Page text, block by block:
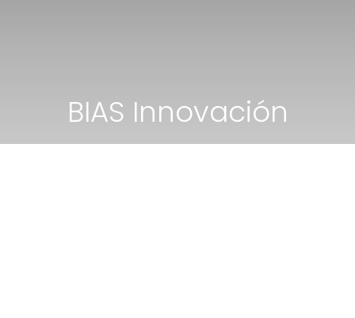
BIAS Innovación